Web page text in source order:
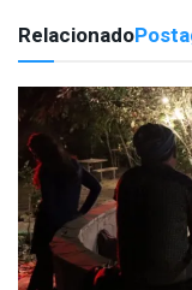
Relacionado